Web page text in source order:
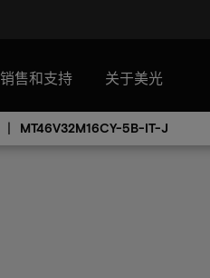
销售和支持 关于美光
MT46V32M16CY-5B-IT-J